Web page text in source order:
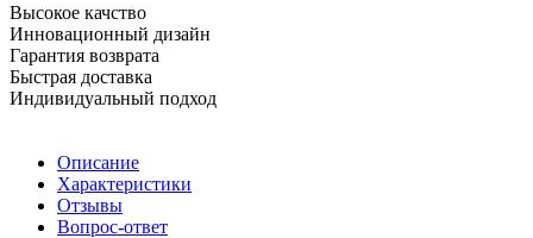
Высокое качство
Инновационный дизайн
Гарантия возврата
Быстрая доставка
Индивидуальный подход
Описание
Характеристики
Отзывы
Вопрос-ответ